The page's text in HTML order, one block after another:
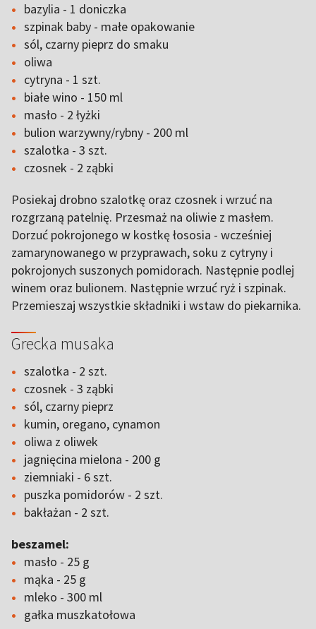
bazylia - 1 doniczka
szpinak baby - małe opakowanie
sól, czarny pieprz do smaku
oliwa
cytryna - 1 szt.
białe wino - 150 ml
masło - 2 łyżki
bulion warzywny/rybny - 200 ml
szalotka - 3 szt.
czosnek - 2 ząbki
Posiekaj drobno szalotkę oraz czosnek i wrzuć na
rozgrzaną patelnię. Przesmaż na oliwie z masłem.
Dorzuć pokrojonego w kostkę łososia - wcześniej
zamarynowanego w przyprawach, soku z cytryny i
pokrojonych suszonych pomidorach. Następnie podlej
winem oraz bulionem. Następnie wrzuć ryż i szpinak.
Przemieszaj wszystkie składniki i wstaw do piekarnika.
Grecka musaka
szalotka - 2 szt.
czosnek - 3 ząbki
sól, czarny pieprz
kumin, oregano, cynamon
oliwa z oliwek
jagnięcina mielona - 200 g
ziemniaki - 6 szt.
puszka pomidorów - 2 szt.
bakłażan - 2 szt.
beszamel:
masło - 25 g
mąka - 25 g
mleko - 300 ml
gałka muszkatołowa